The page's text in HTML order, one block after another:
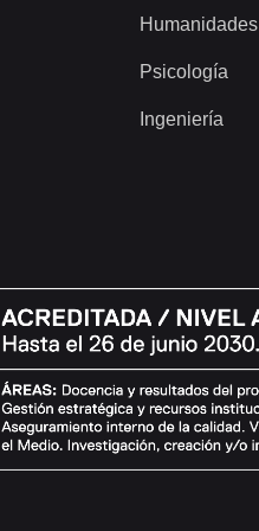
Humanidades
Psicología
Ingeniería